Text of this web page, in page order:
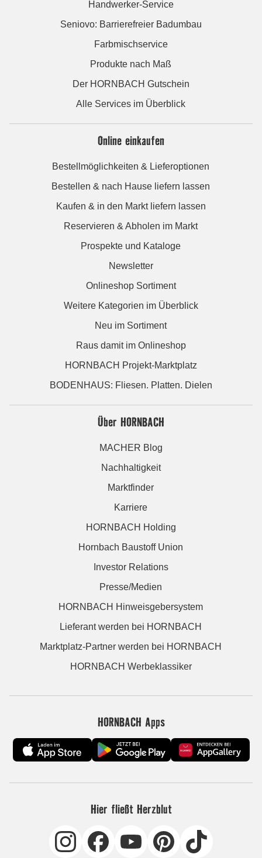
Handwerker-Service
Seniovo: Barrierefreier Badumbau
Farbmischservice
Produkte nach Maß
Der HORNBACH Gutschein
Alle Services im Überblick
Online einkaufen
Bestellmöglichkeiten & Lieferoptionen
Bestellen & nach Hause liefern lassen
Kaufen & in den Markt liefern lassen
Reservieren & Abholen im Markt
Prospekte und Kataloge
Newsletter
Onlineshop Sortiment
Weitere Kategorien im Überblick
Neu im Sortiment
Raus damit im Onlineshop
HORNBACH Projekt-Marktplatz
BODENHAUS: Fliesen. Platten. Dielen
Über HORNBACH
MACHER Blog
Nachhaltigkeit
Marktfinder
Karriere
HORNBACH Holding
Hornbach Baustoff Union
Investor Relations
Presse/Medien
HORNBACH Hinweisgebersystem
Lieferant werden bei HORNBACH
Marktplatz-Partner werden bei HORNBACH
HORNBACH Werbeklassiker
HORNBACH Apps
Hier fließt Herzblut